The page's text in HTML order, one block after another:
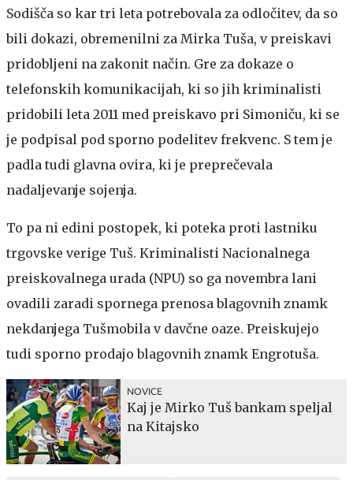
Sodišča so kar tri leta potrebovala za odločitev, da so
bili dokazi, obremenilni za Mirka Tuša, v preiskavi
pridobljeni na zakonit način. Gre za dokaze o
telefonskih komunikacijah, ki so jih kriminalisti
pridobili leta 2011 med preiskavo pri Simoniču, ki se
je podpisal pod sporno podelitev frekvenc. S tem je
padla tudi glavna ovira, ki je preprečevala
nadaljevanje sojenja.
To pa ni edini postopek, ki poteka proti lastniku
trgovske verige Tuš. Kriminalisti Nacionalnega
preiskovalnega urada (NPU) so ga novembra lani
ovadili zaradi spornega prenosa blagovnih znamk
nekdanjega Tušmobila v davčne oaze. Preiskujejo
tudi sporno prodajo blagovnih znamk Engrotuša.
NOVICE
Kaj je Mirko Tuš bankam speljal
na Kitajsko